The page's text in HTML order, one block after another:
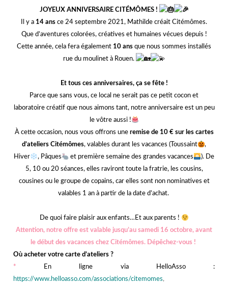
JOYEUX ANNIVERSAIRE CITÉMÔMES !
Il y a 14 ans ce 24 septembre 2021, Mathilde créait Citémômes.
Que d’aventures colorées, créatives et humaines vécues depuis !
Cette année, cela fera également 10 ans que nous sommes installés
rue du moulinet à Rouen.
Et tous ces anniversaires, ça se fête !
Parce que sans vous, ce local ne serait pas ce petit cocon et
laboratoire créatif que nous aimons tant, notre anniversaire est un peu
le vôtre aussi !
À cette occasion, nous vous offrons une remise de 10 € sur les cartes
d’ateliers Citémômes, valables durant les vacances (Toussaint
,
Hiver
, Pâques et première semaine des grandes vacances
). De
5, 10 ou 20 séances, elles raviront toute la fratrie, les cousins,
cousines ou le groupe de copains, car elles sont non nominatives et
valables 1 an à partir de la date d’achat.
De quoi faire plaisir aux enfants…Et aux parents !
Attention, notre offre est valable jusqu’au samedi 16 octobre, avant
le début des vacances chez Citémômes. Dépêchez-vous !
Où acheter votre carte d’ateliers ?
* En ligne via HelloAsso :
https://www.helloasso.com/associations/citemomes,